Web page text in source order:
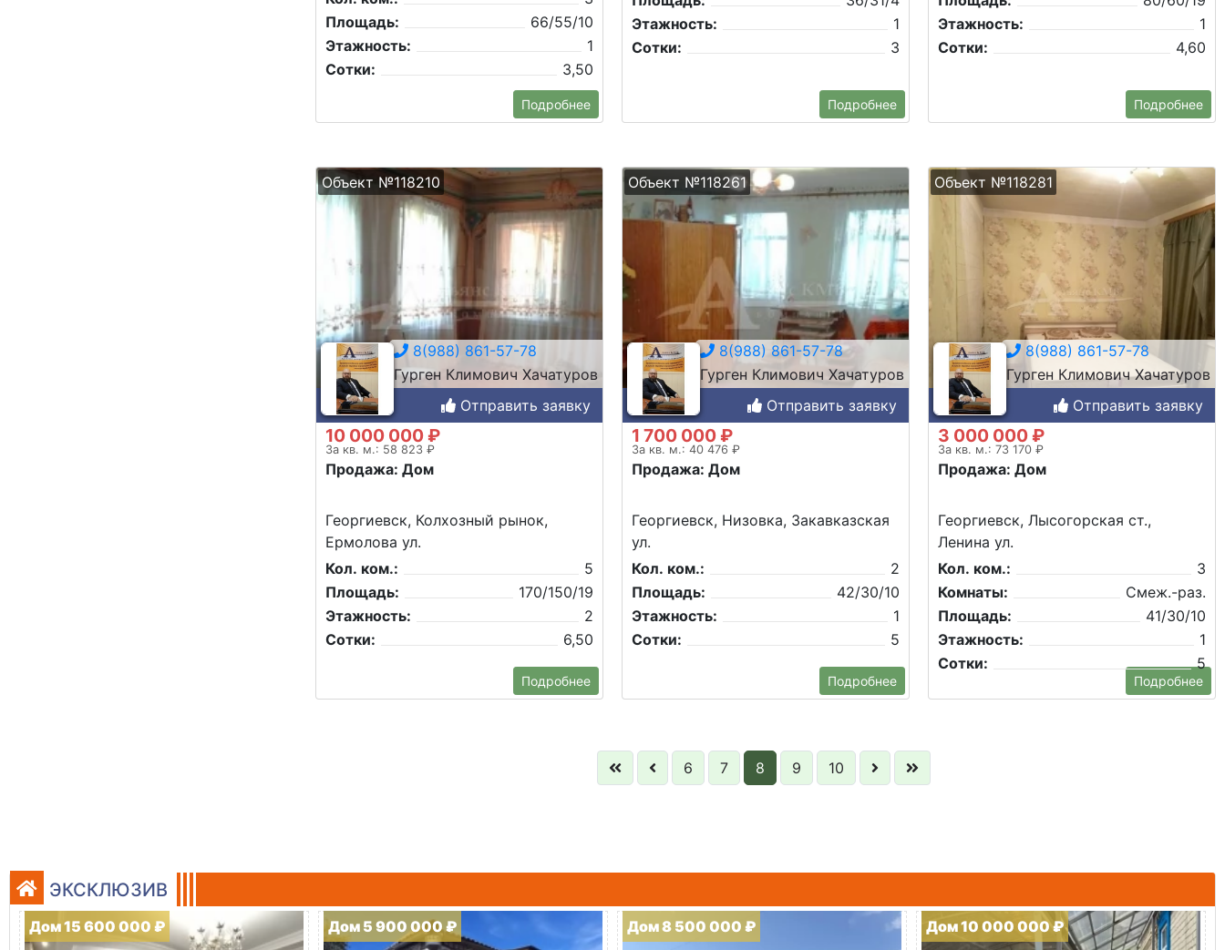
Площадь:
66/55/10
Этажность:
1
Сотки:
3,50
Подробнее
Этажность:
1
Сотки:
3
Подробнее
Этажность:
1
Сотки:
4,60
Подробнее
Объект №118210
8(988) 861-57-78
Гурген Климович Хачатуров
Отправить заявку
10 000 000 ₽
За кв. м.: 58 823 ₽
Продажа: Дом
Георгиевск, Колхозный рынок,
Ермолова ул.
Кол. ком.:
5
Площадь:
170/150/19
Этажность:
2
Сотки:
6,50
Подробнее
Объект №118261
8(988) 861-57-78
Гурген Климович Хачатуров
Отправить заявку
1 700 000 ₽
За кв. м.: 40 476 ₽
Продажа: Дом
Георгиевск, Низовка, Закавказская
ул.
Кол. ком.:
2
Площадь:
42/30/10
Этажность:
1
Сотки:
5
Подробнее
Объект №118281
8(988) 861-57-78
Гурген Климович Хачатуров
Отправить заявку
3 000 000 ₽
За кв. м.: 73 170 ₽
Продажа: Дом
Георгиевск, Лысогорская ст.,
Ленина ул.
Кол. ком.:
3
Комнаты:
Смеж.-раз.
Площадь:
41/30/10
Этажность:
1
Сотки:
5
Подробнее
6 7 8 9 10
ЭКСКЛЮЗИВ
Дом 15 600 000 ₽ Дом 5 900 000 ₽ Дом 8 500 000 ₽ Дом 10 000 000 ₽